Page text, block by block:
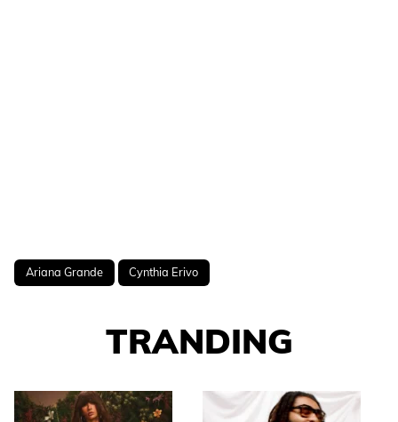
Ariana Grande Cynthia Erivo
TRANDING